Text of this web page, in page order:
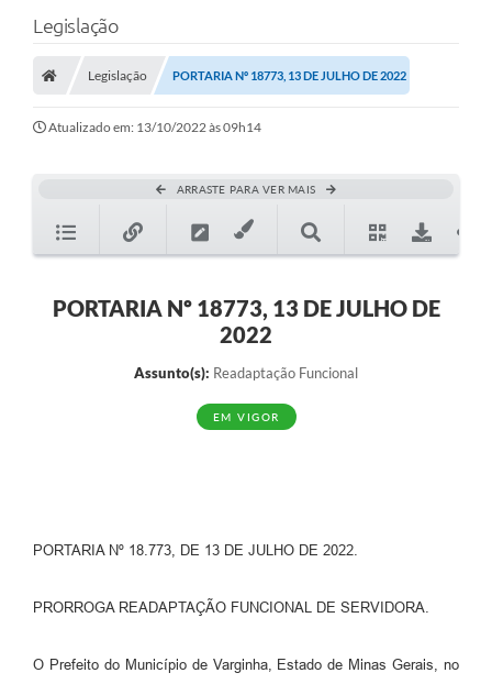
Legislação
Legislação PORTARIA Nº 18773, 13 DE JULHO DE 2022
Atualizado em: 13/10/2022 às 09h14
ARRASTE PARA VER MAIS
PORTARIA Nº 18773, 13 DE JULHO DE
2022
Assunto(s): Readaptação Funcional
EM VIGOR
PORTARIA Nº 18.773, DE 13 DE JULHO DE 2022.
PRORROGA READAPTAÇÃO FUNCIONAL DE SERVIDORA.
O Prefeito do Município de Varginha, Estado de Minas Gerais, no